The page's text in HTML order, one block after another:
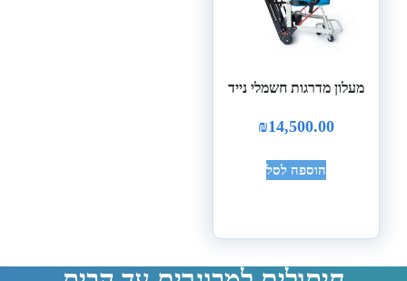
מעלון מדרגות חשמלי נייד
₪14,500.00
הוספה לסל